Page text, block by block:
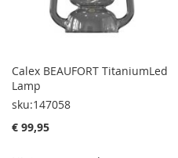
Calex BEAUFORT TitaniumLed
Lamp
sku:147058
€ 99,95